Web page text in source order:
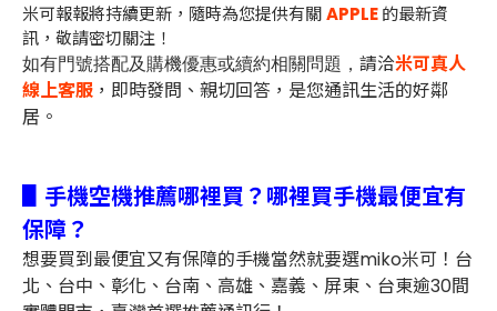
米可報報將持續更新，隨時為您提供有關APPLE的最新資
訊，敬請密切關注！
如有門號搭配及購機優惠或續約相關問題， 請洽米可真人
線上客服 ，即時發問、親切回答，是您通訊生活的好鄰
居。
▋手機空機推薦哪裡買？哪裡買手機最便宜有
保障？
想要買到最便宜又有保障的手機當然就要選miko米可！台
北、台中、彰化、台南、高雄、嘉義、屏東、台東逾30間